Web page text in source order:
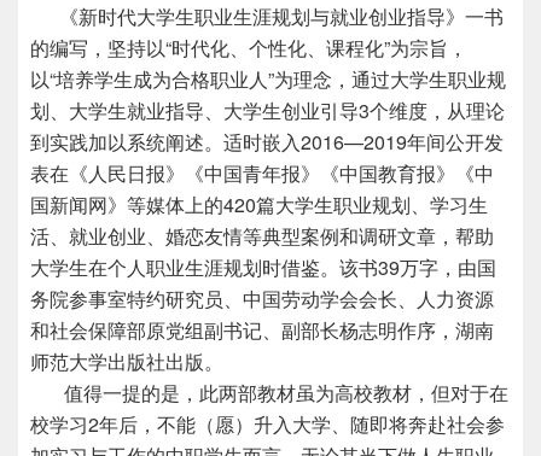
《新时代大学生职业生涯规划与就业创业指导》一书
的编写，坚持以“时代化、个性化、课程化”为宗旨，
以“培养学生成为合格职业人”为理念，通过大学生职业规
划、大学生就业指导、大学生创业引导3个维度，从理论
到实践加以系统阐述。适时嵌入2016—2019年间公开发
表在《人民日报》《中国青年报》《中国教育报》《中
国新闻网》等媒体上的420篇大学生职业规划、学习生
活、就业创业、婚恋友情等典型案例和调研文章，帮助
大学生在个人职业生涯规划时借鉴。该书39万字，由国
务院参事室特约研究员、中国劳动学会会长、人力资源
和社会保障部原党组副书记、副部长杨志明作序，湖南
师范大学出版社出版。
值得一提的是，此两部教材虽为高校教材，但对于在
校学习2年后，不能（愿）升入大学、随即将奔赴社会参